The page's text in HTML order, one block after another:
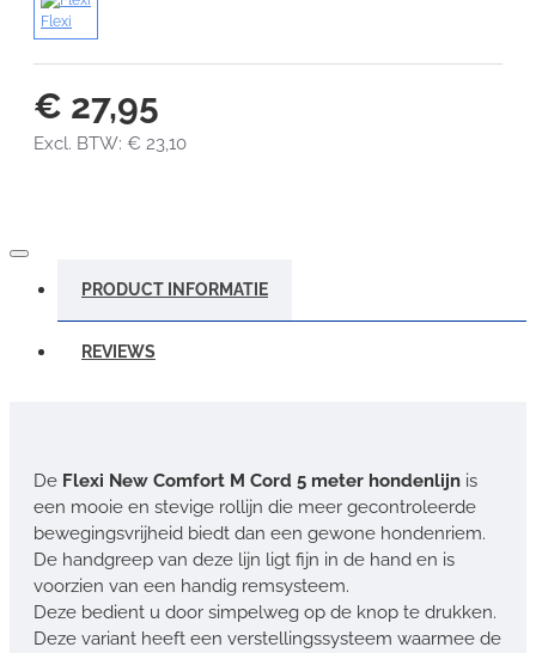
€ 27,95
Excl. BTW: € 23,10
Flexi
PRODUCT INFORMATIE
REVIEWS
De Flexi New Comfort M Cord 5 meter hondenlijn is
een mooie en stevige rollijn die meer gecontroleerde
bewegingsvrijheid biedt dan een gewone hondenriem.
De handgreep van deze lijn ligt fijn in de hand en is
voorzien van een handig remsysteem.
Deze bedient u door simpelweg op de knop te drukken.
Deze variant heeft een verstellingssysteem waarmee de